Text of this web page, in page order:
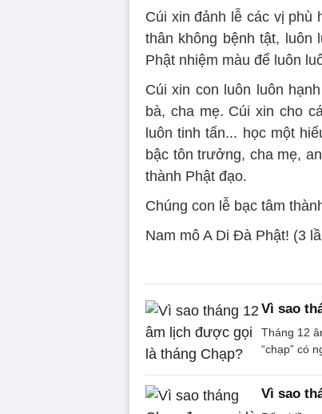
Cúi xin đảnh lễ các vị phù
thân không bệnh tật, luôn
Phật nhiệm màu để luôn
Cúi xin con luôn luôn
bà, cha mẹ. Cúi xin cho
luôn tinh tấn... học một
bậc tôn trưởng, cha mẹ,
thành Phật đạo.
Chúng con lễ bạc tâm
Nam mô A Di Đà Phật! (3
Vì sao
Tháng 12
“chạp” có
Vì sao